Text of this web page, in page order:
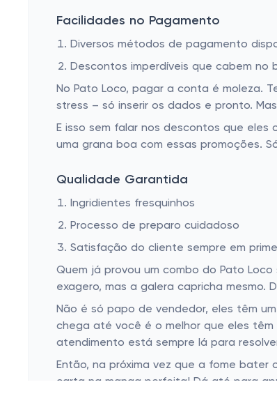
Facilidades no Pagamento
Diversos métodos de pagamento
Descontos imperdíveis que cabem no
No Pato Loco, pagar a conta é moleza.
stress – só inserir os dados e pronto.
E isso sem falar nos descontos que eles
uma grana boa com essas promoções.
Qualidade Garantida
Ingridientes fresquinhos
Processo de preparo cuidadoso
Satisfação do cliente sempre em
Quem já provou um combo do Pato
exagero, mas a galera capricha mesmo.
Não é só papo de vendedor, eles têm
chega até você é o melhor que eles
atendimento está sempre lá para
Então, na próxima vez que a fome
carta na manga perfeita! Dá até para